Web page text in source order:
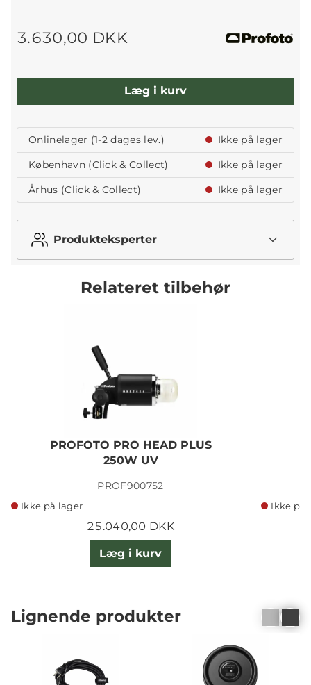
3.630,00 DKK
Læg i kurv
Onlinelager (1-2 dages lev.)
Ikke på lager
København (Click & Collect)
Ikke på lager
Århus (Click & Collect)
Ikke på lager
Produkteksperter
Relateret tilbehør
PROFOTO PRO HEAD PLUS
250W UV
PROF900752
Ikke på lager
25.040,00 DKK
Læg i kurv
Ikke på
Lignende produkter